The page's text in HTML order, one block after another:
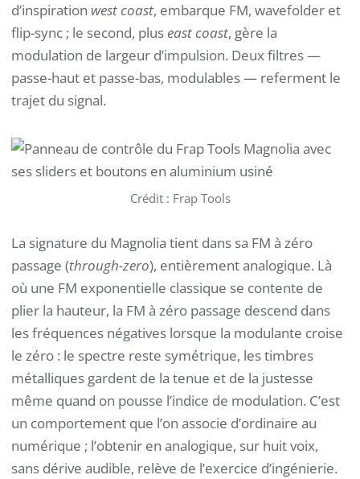
d’inspiration west coast, embarque FM, wavefolder et
flip-sync ; le second, plus east coast, gère la
modulation de largeur d’impulsion. Deux filtres —
passe-haut et passe-bas, modulables — referment le
trajet du signal.
Crédit : Frap Tools
La signature du Magnolia tient dans sa FM à zéro
passage (through-zero), entièrement analogique. Là
où une FM exponentielle classique se contente de
plier la hauteur, la FM à zéro passage descend dans
les fréquences négatives lorsque la modulante croise
le zéro : le spectre reste symétrique, les timbres
métalliques gardent de la tenue et de la justesse
même quand on pousse l’indice de modulation. C’est
un comportement que l’on associe d’ordinaire au
numérique ; l’obtenir en analogique, sur huit voix,
sans dérive audible, relève de l’exercice d’ingénierie.